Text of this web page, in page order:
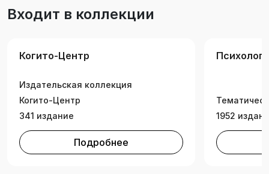
Входит в коллекции
Когито-Центр
Издательская коллекция
Когито-Центр
341 издание
Подробнее
1952